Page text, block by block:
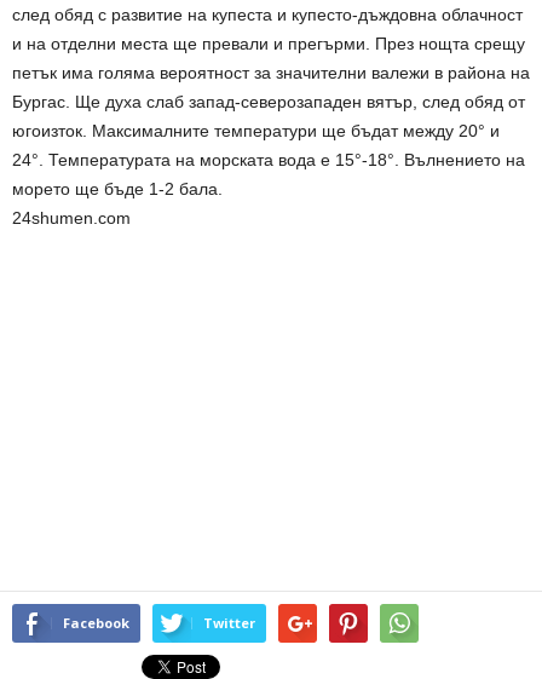
след обяд с развитие на купеста и купесто-дъждовна облачност
и на отделни места ще превали и прегърми. През нощта срещу
петък има голяма вероятност за значителни валежи в района на
Бургас. Ще духа слаб запад-северозападен вятър, след обяд от
югоизток. Максималните температури ще бъдат между 20° и
24°. Температурата на морската вода е 15°-18°. Вълнението на
морето ще бъде 1-2 бала.
24shumen.com
Facebook Twitter